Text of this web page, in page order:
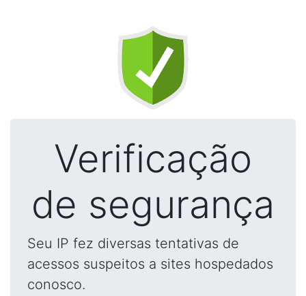
Verificação
de segurança
Seu IP fez diversas tentativas de
acessos suspeitos a sites hospedados
conosco.